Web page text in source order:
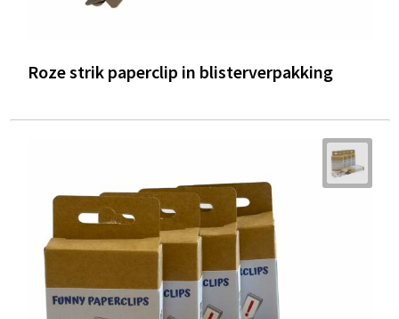
Roze strik paperclip in blisterverpakking